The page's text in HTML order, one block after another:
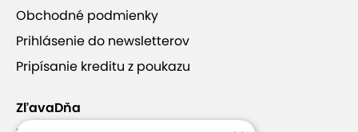
Obchodné podmienky
Prihlásenie do newsletterov
Pripísanie kreditu z poukazu
ZľavaDňa